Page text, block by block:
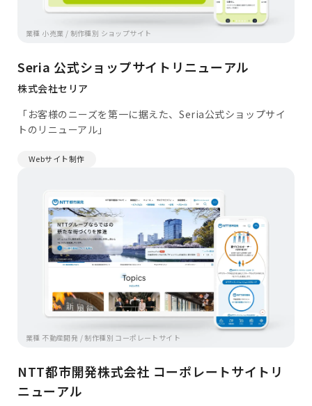
業種 小売業 / 制作種別 ショップサイト
Seria 公式ショップサイトリニューアル
株式会社セリア
「お客様のニーズを第一に据えた、Seria公式ショップサイ
トのリニューアル」
Webサイト制作
業種 不動産開発 / 制作種別 コーポレートサイト
NTT都市開発株式会社 コーポレートサイトリ
ニューアル